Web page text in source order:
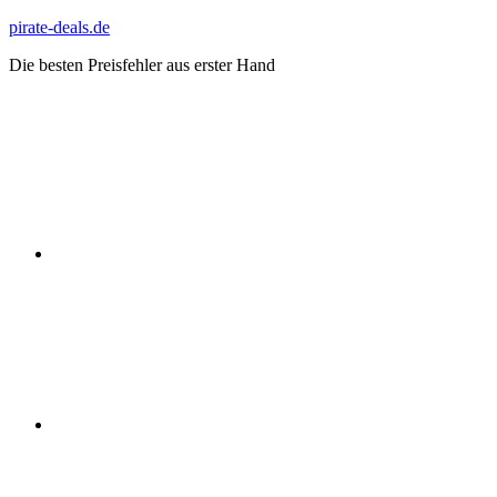
Zum
springen
pirate-deals.de
Die besten Preisfehler aus erster Hand